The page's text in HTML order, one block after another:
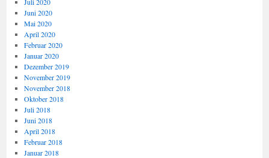
Juni 2020
Mai 2020
April 2020
Februar 2020
Januar 2020
Dezember 2019
November 2019
November 2018
Oktober 2018
Juli 2018
Juni 2018
April 2018
Februar 2018
Januar 2018